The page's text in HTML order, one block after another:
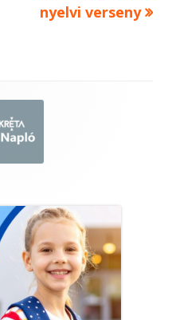
article:
nyelvi verseny